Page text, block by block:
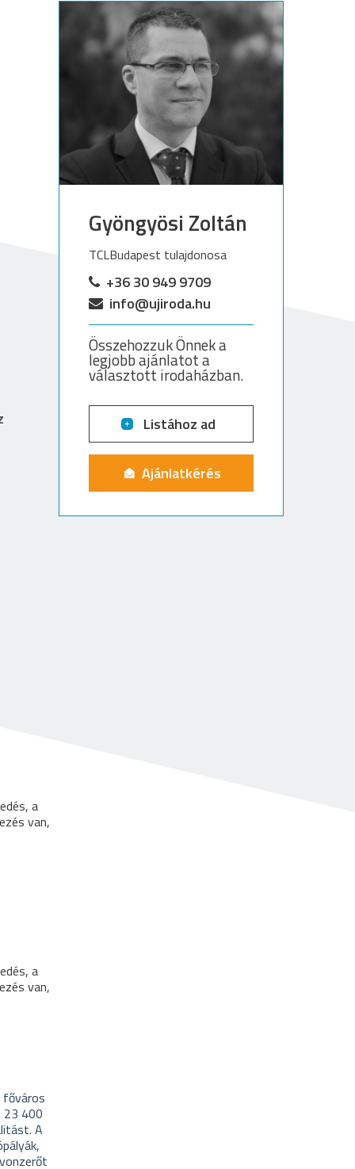
a
van,
a
van,
főváros
23 400
A
Gyöngyösi Zoltán
TCLBudapest tulajdonosa
+36 30 949 9709
info@ujiroda.hu
Összehozzuk Önnek a
legjobb ajánlatot a
választott irodaházban.
Listához ad
Ajánlatkérés